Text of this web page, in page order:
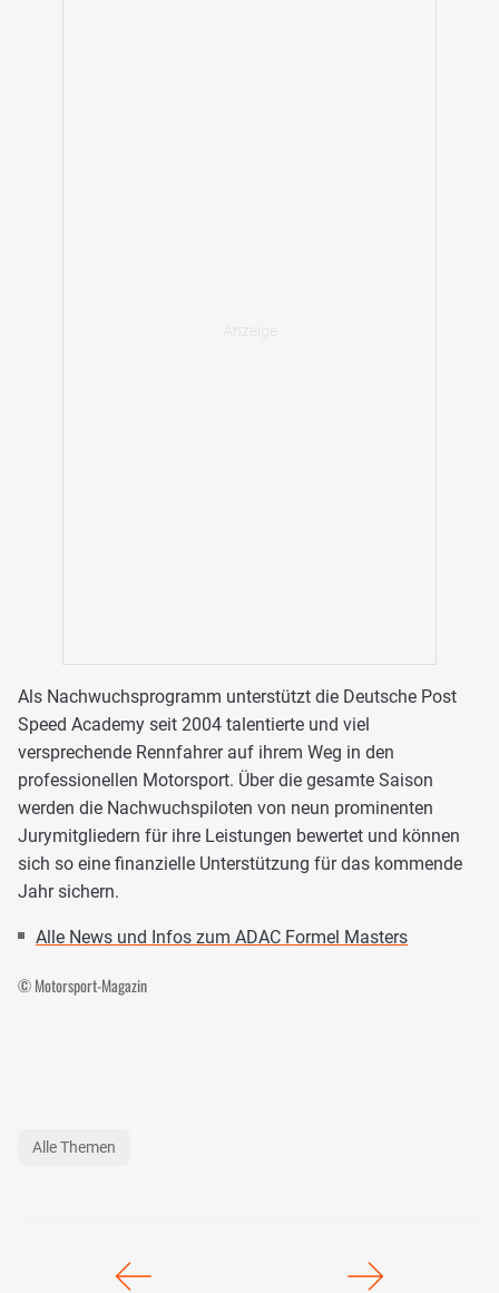
Als Nachwuchsprogramm unterstützt die Deutsche Post
Speed Academy seit 2004 talentierte und viel
versprechende Rennfahrer auf ihrem Weg in den
professionellen Motorsport. Über die gesamte Saison
werden die Nachwuchspiloten von neun prominenten
Jurymitgliedern für ihre Leistungen bewertet und können
sich so eine finanzielle Unterstützung für das kommende
Jahr sichern.
Alle News und Infos zum ADAC Formel Masters
© Motorsport-Magazin
Alle Themen